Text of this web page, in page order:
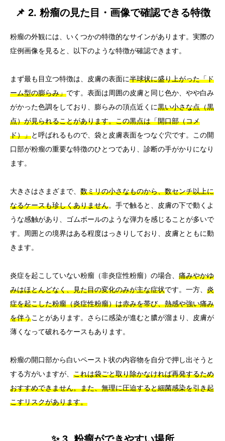
📌 2. 粉瘤の見た目・画像で確認できる特徴
粉瘤の外観には、いくつかの特徴的なサインがあります。実際の
症例画像を見ると、以下のような特徴が確認できます。
まず最も目立つ特徴は、皮膚の表面に半球状に盛り上がった「ド
ーム型の膨らみ」です。表面は周囲の皮膚と同じ色か、やや白み
がかった色調をしており、膨らみの頂点近くに黒い小さな点（黒
点）が見られることがあります。この黒点は「開口部（コメ
ド）」と呼ばれるもので、袋と皮膚表面をつなぐ穴です。この開
口部が粉瘤の重要な特徴のひとつであり、診断の手がかりになり
ます。
大きさはさまざまで、 数ミリの小さなものから、数センチ以上に
なるケースも珍しくありません。手で触ると、皮膚の下で動くよ
うな感触があり、ゴムボールのような弾力を感じることが多いで
す。周囲との境界はある程度はっきりしており、皮膚とともに動
きます。
炎症を起こしていない粉瘤（非炎症性粉瘤）の場合、 痛みやかゆ
みはほとんどなく、見た目の変化のみが主な症状です。一方、 炎
症を起こした粉瘤（炎症性粉瘤）は赤みを帯び、熱感や強い痛み
を伴うことがあります。さらに感染が進むと膿が溜まり、皮膚が
薄くなって破れるケースもあります。
粉瘤の開口部から白いペースト状の内容物を自分で押し出そうと
する方がいますが、 これは袋ごと取り除かなければ再発するため
おすすめできません。また、無理に圧迫すると細菌感染を引き起
こすリスクがあります。